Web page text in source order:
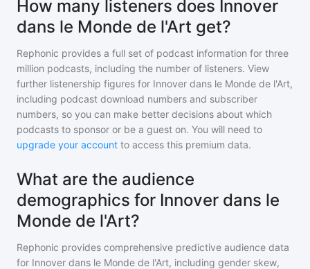
How many listeners does Innover
dans le Monde de l'Art get?
Rephonic provides a full set of podcast information for three
million podcasts, including the number of listeners. View
further listenership figures for Innover dans le Monde de l'Art,
including podcast download numbers and subscriber
numbers, so you can make better decisions about which
podcasts to sponsor or be a guest on. You will need to
upgrade your account to access this premium data.
What are the audience
demographics for Innover dans le
Monde de l'Art?
Rephonic provides comprehensive predictive audience data
for Innover dans le Monde de l'Art, including gender skew,